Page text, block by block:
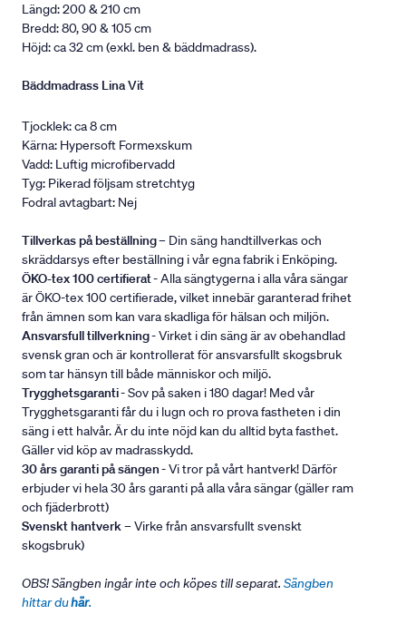
Längd: 200 & 210 cm
Bredd: 80, 90 & 105 cm
Höjd: ca 32 cm (exkl. ben & bäddmadrass).
Bäddmadrass Lina Vit
Tjocklek: ca 8 cm
Kärna: Hypersoft Formexskum
Vadd: Luftig microfibervadd
Tyg: Pikerad följsam stretchtyg
Fodral avtagbart: Nej
Tillverkas på beställning– Din säng handtillverkas och
skräddarsys efter beställning i vår egna fabrik i Enköping.
ÖKO-tex 100 certifierat- Alla sängtygerna i alla våra sängar
är ÖKO-tex 100 certifierade, vilket innebär garanterad frihet
från ämnen som kan vara skadliga för hälsan och miljön.
Ansvarsfull tillverkning- Virket i din säng är av obehandlad
svensk gran och är kontrollerat för ansvarsfullt skogsbruk
som tar hänsyn till både människor och miljö.
Trygghetsgaranti- Sov på saken i 180 dagar! Med vår
Trygghetsgaranti får du i lugn och ro prova fastheten i din
säng i ett halvår. Är du inte nöjd kan du alltid byta fasthet.
Gäller vid köp av madrasskydd.
30 års garanti på sängen- Vi tror på vårt hantverk! Därför
erbjuder vi hela 30 års garanti på alla våra sängar (gäller ram
och fjäderbrott)
Svenskt hantverk– Virke från ansvarsfullt svenskt
skogsbruk)
OBS! Sängben ingår inte och köpes till separat. Sängben
hittar duhär.